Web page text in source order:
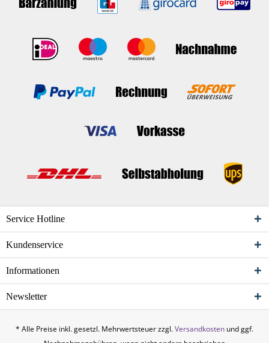
Service Hotline
Kundenservice
Informationen
Newsletter
* Alle Preise inkl. gesetzl. Mehrwertsteuer zzgl.Versandkosten und ggf.